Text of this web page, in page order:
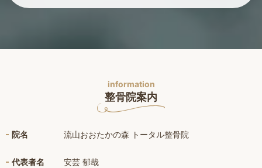
information
整骨院案内
院名 流山おおたかの森 トータル整骨院
代表者名 安芸 郁哉